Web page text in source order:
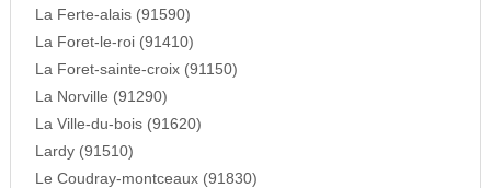
La Ferte-alais (91590)
La Foret-le-roi (91410)
La Foret-sainte-croix (91150)
La Norville (91290)
La Ville-du-bois (91620)
Lardy (91510)
Le Coudray-montceaux (91830)